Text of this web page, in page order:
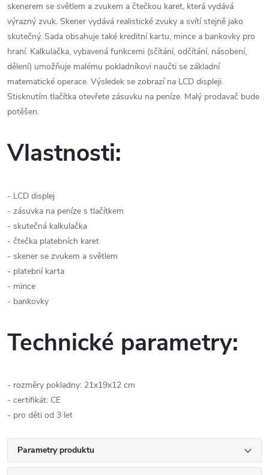
skenerem se světlem a zvukem a čtečkou karet, která vydává
výrazný zvuk. Skener vydává realistické zvuky a svítí stejně jako
skutečný. Sada obsahuje také kreditní kartu, mince a bankovky pro
hraní. Kalkulačka, vybavená funkcemi (sčítání, odčítání, násobení,
dělení) umožňuje malému pokladníkovi naučti se základní
matematické operace. Výsledek se zobrazí na LCD displeji.
Stisknutím tlačítka otevřete zásuvku na peníze. Malý prodavač bude
potěšen.
Vlastnosti:
- LCD displej
- zásuvka na peníze s tlačítkem
- skutečná kalkulačka
- čtečka platebních karet
- skener se zvukem a světlem
- platební karta
- mince
- bankovky
Technické parametry:
- rozměry pokladny: 21x19x12 cm
- certifikát: CE
- pro děti od 3 let
Parametry produktu